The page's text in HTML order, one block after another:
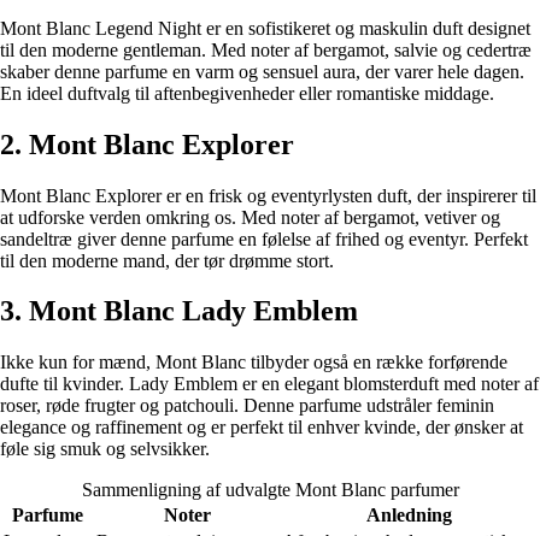
Mont Blanc Legend Night er en sofistikeret og maskulin duft designet
til den moderne gentleman. Med noter af bergamot, salvie og cedertræ
skaber denne parfume en varm og sensuel aura, der varer hele dagen.
En ideel duftvalg til aftenbegivenheder eller romantiske middage.
2. Mont Blanc Explorer
Mont Blanc Explorer er en frisk og eventyrlysten duft, der inspirerer til
at udforske verden omkring os. Med noter af bergamot, vetiver og
sandeltræ giver denne parfume en følelse af frihed og eventyr. Perfekt
til den moderne mand, der tør drømme stort.
3. Mont Blanc Lady Emblem
Ikke kun for mænd, Mont Blanc tilbyder også en række forførende
dufte til kvinder. Lady Emblem er en elegant blomsterduft med noter af
roser, røde frugter og patchouli. Denne parfume udstråler feminin
elegance og raffinement og er perfekt til enhver kvinde, der ønsker at
føle sig smuk og selvsikker.
Sammenligning af udvalgte Mont Blanc parfumer
Parfume
Noter
Anledning